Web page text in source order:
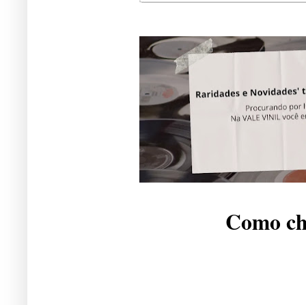
Como